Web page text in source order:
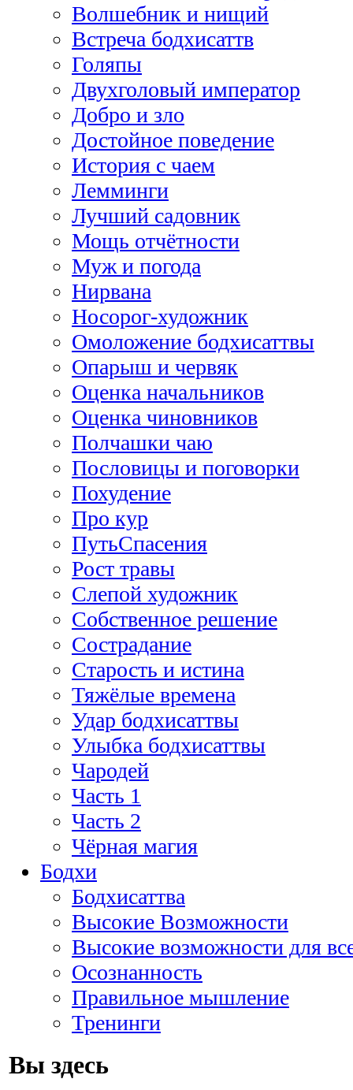
Волшебник и нищий
Встреча бодхисаттв
Голяпы
Двухголовый император
Добро и зло
Достойное поведение
История с чаем
Лемминги
Лучший садовник
Мощь отчётности
Муж и погода
Нирвана
Носорог-художник
Омоложение бодхисаттвы
Опарыш и червяк
Оценка начальников
Оценка чиновников
Полчашки чаю
Пословицы и поговорки
Похудение
Про кур
ПутьСпасения
Рост травы
Слепой художник
Собственное решение
Сострадание
Старость и истина
Тяжёлые времена
Удар бодхисаттвы
Улыбка бодхисаттвы
Чародей
Часть 1
Часть 2
Чёрная магия
Бодхи
Бодхисаттва
Высокие Возможности
Высокие возможности для
Осознанность
Правильное мышление
Тренинги
Вы здесь